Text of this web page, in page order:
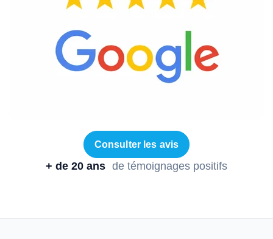
Consulter les avis
+ de 20 ans de témoignages positifs